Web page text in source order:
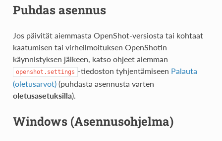
Puhdas asennus
Jos päivität aiemmasta OpenShot-versiosta tai kohtaat
kaatumisen tai virheilmoituksen OpenShotin
käynnistyksen jälkeen, katso ohjeet aiemman
openshot.settings -tiedoston tyhjentämiseen Palauta
(oletusarvot)(puhdasta asennusta varten
oletusasetuksilla).
Windows (Asennusohjelma)